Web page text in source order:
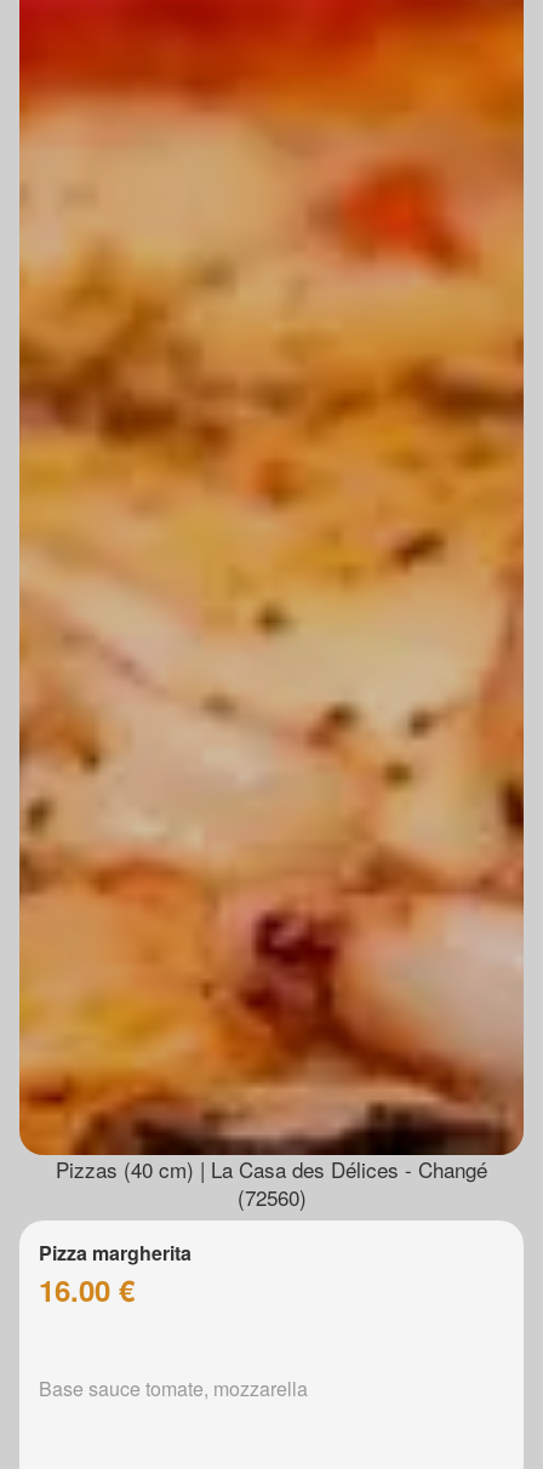
Pizzas (40 cm) | La Casa des Délices - Changé
(72560)
Pizza margherita
16.00 €
Base sauce tomate, mozzarella